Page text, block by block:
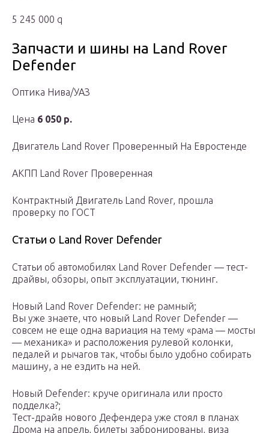
5 245 000 q
Запчасти и шины на Land Rover
Defender
Оптика Нива/УАЗ
Цена 6 050 р.
Двигатель Land Rover Проверенный На Евростенде
АКПП Land Rover Проверенная
Контрактный Двигатель Land Rover, прошла
проверку по ГОСТ
Статьи о Land Rover Defender
Статьи об автомобилях Land Rover Defender — тест-
драйвы, обзоры, опыт эксплуатации, тюнинг.
Новый Land Rover Defender: не рамный;
Вы уже знаете, что новый Land Rover Defender —
совсем не еще одна вариация на тему «рама — мосты
— механика» и расположения рулевой колонки,
педалей и рычагов так, чтобы было удобно собирать
машину, а не ездить на ней.
Новый Defender: круче оригинала или просто
подделка?;
Тест-драйв нового Дефендера уже стоял в планах
Дрома на апрель, билеты забронированы, виза